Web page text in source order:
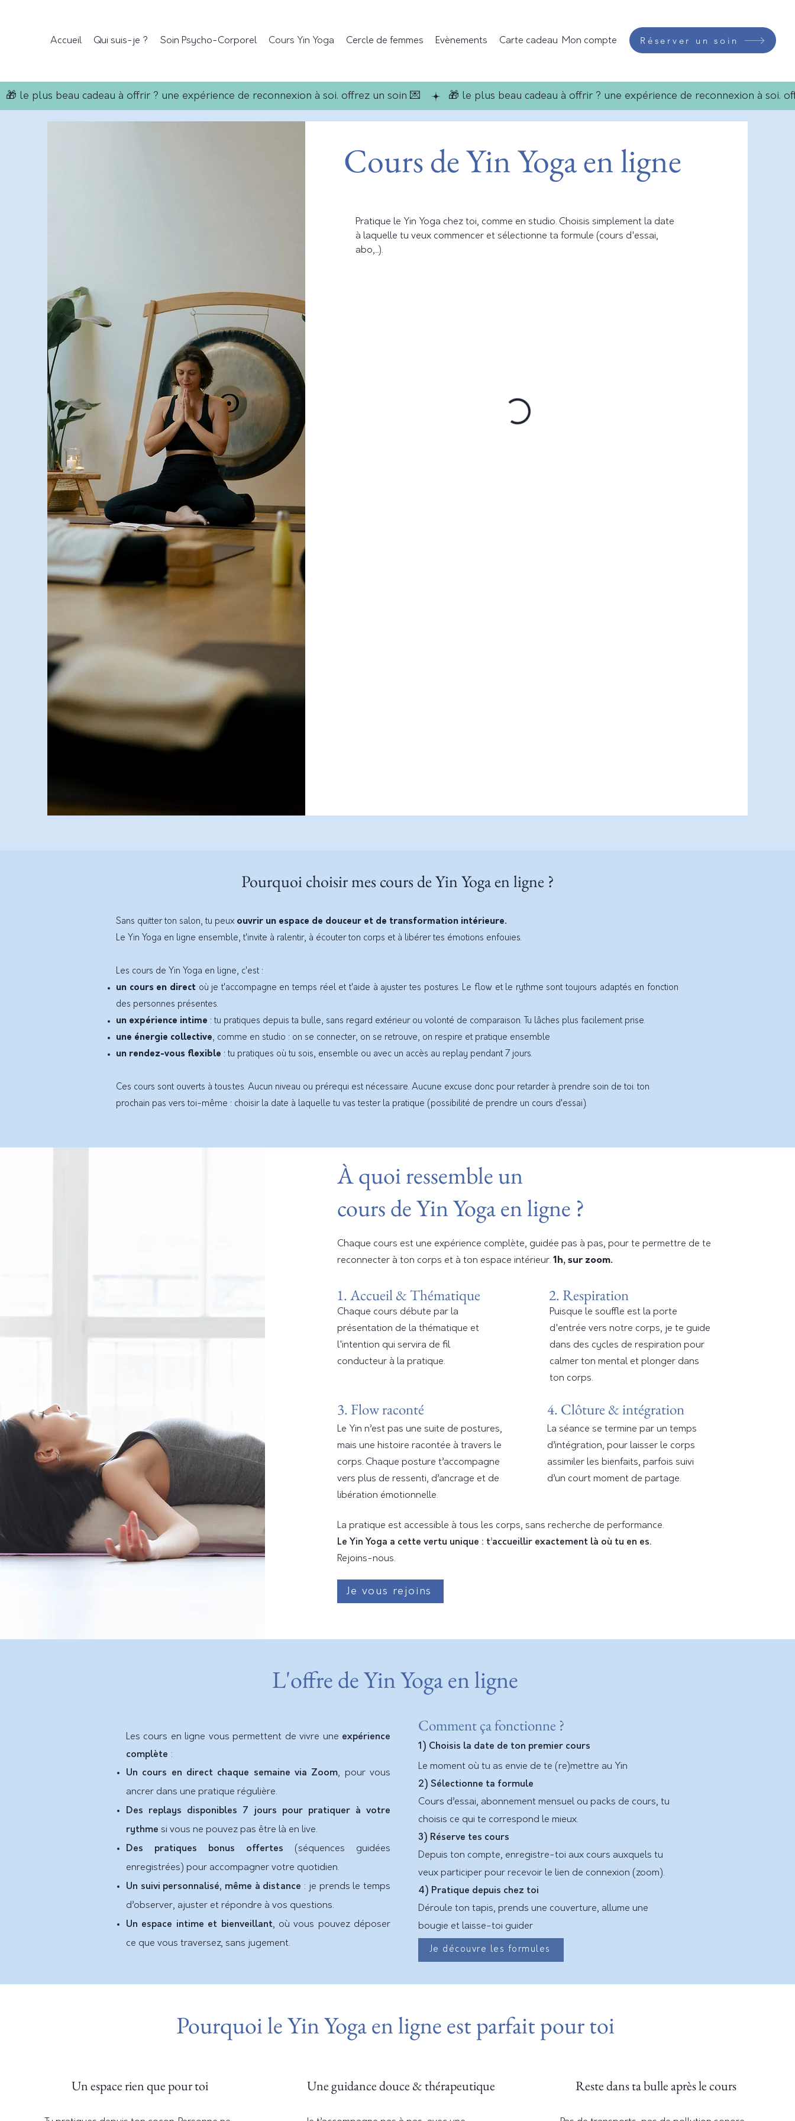
Accueil Qui suis-je ? Soin Psycho-Corporel Cours Yin Yoga Cercle de femmes Evènements Carte cadeau Mon compte Réserver un soin
  🎁 le plus beau cadeau à offrir ? une expérience de reconnexion à soi. offrez un soin 💌
Cours de Yin Yoga en ligne
Pratique le Yin Yoga chez toi, comme en studio. Choisis simplement la date
à laquelle tu veux commencer et sélectionne ta formule (cours d'essai,
abo,...).
Pourquoi choisir mes cours de Yin Yoga en ligne ?
​Sans quitter ton salon, tu peux ouvrir un espace de douceur et de transformation intérieure.
Le Yin Yoga en ligne ensemble, t'invite à ralentir, à écouter ton corps et à libérer tes émotions enfouies.
Les cours de Yin Yoga en ligne, c'est :
un cours en directoù je t'accompagne en temps réel et t'aide à ajuster tes postures. Le flow et le rythme sont toujours adaptés en fonction
des personnes présentes.
un expérience intime : tu pratiques depuis ta bulle, sans regard extérieur ou volonté de comparaison. Tu lâches plus facilement prise.
une énergie collective, comme en studio : on se connecter, on se retrouve, on respire et pratique ensemble
un rendez-vous flexible : tu pratiques où tu sois, ensemble ou avec un accès au replay pendant 7 jours.
Ces cours sont ouverts à tous.tes. Aucun niveau ou prérequi est nécessaire. Aucune excuse donc pour retarder à prendre soin de toi. ton
prochain pas vers toi-même : choisir la date à laquelle tu vas tester la pratique (possibilité de prendre un cours d'essai).
À quoi ressemble un
cours de Yin Yoga en ligne ?
Chaque cours est une expérience complète, guidée pas à pas, pour te permettre de te
reconnecter à ton corps et à ton espace intérieur. 1h, sur zoom.
1. Accueil & Thématique
Chaque cours débute par la
présentation de la thématique et
l'intention qui servira de fil
conducteur à la pratique.
3. Flow raconté
Le Yin n’est pas une suite de postures,
mais une histoire racontée à travers le
corps. Chaque posture t’accompagne
vers plus de ressenti, d’ancrage et de
libération émotionnelle.
2. Respiration
Puisque le souffle est la porte
d'entrée vers notre corps, je te guide
dans des cycles de respiration pour
calmer ton mental et plonger dans
ton corps.
4. Clôture & intégration
La séance se termine par un temps
d’intégration, pour laisser le corps
assimiler les bienfaits, parfois suivi
d’un court moment de partage.
La pratique est accessible à tous les corps, sans recherche de performance.
Le Yin Yoga a cette vertu unique : t’accueillir exactement là où tu en es.
Rejoins-nous.
Je vous rejoins
L'offre de Yin Yoga en ligne
Les cours en ligne vous permettent de vivre une expérience
complète :
Un cours en direct chaque semaine via Zoom, pour vous
ancrer dans une pratique régulière.
Des replays disponibles 7 jours
pour pratiquer à votre
rythme si vous ne pouvez pas être là en live.
Des pratiques bonus offertes (séquences guidées
enregistrées) pour accompagner votre quotidien.
Un suivi personnalisé, même à distance : je prends le temps
d’observer, ajuster et répondre à vos questions.
Un espace intime et bienveillant, où vous pouvez déposer
ce que vous traversez, sans jugement.​​
Comment ça fonctionne ?
1) Choisis la date de ton premier cours
Le moment où tu as envie de te (re)mettre au Yin
2) Sélectionne ta formule
Cours d’essai, abonnement mensuel ou packs de cours, tu
choisis ce qui te correspond le mieux.
3) Réserve tes cours
Depuis ton compte, enregistre-toi aux cours auxquels tu
veux participer pour recevoir le lien de connexion (zoom).
4) Pratique depuis chez toi
Déroule ton tapis, prends une couverture, allume une
bougie et laisse-toi guider
Je découvre les formules
Pourquoi le Yin Yoga en ligne est parfait pour toi
Un espace rien que pour toi Une guidance douce & thérapeutique Reste dans ta bulle après le cours